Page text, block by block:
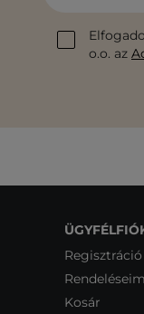
o.o. az
Regisztráció
Rendeléseim
Kosár